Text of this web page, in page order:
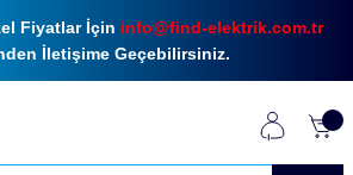
Fiyatlar İçin info@find-elektrik.com.tr
İletişime Geçebilirsiniz.